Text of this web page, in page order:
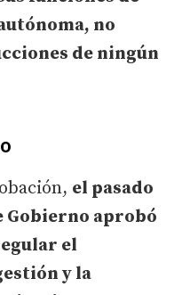
no
de ningún
el pasado
Gobierno aprobó
el
y la